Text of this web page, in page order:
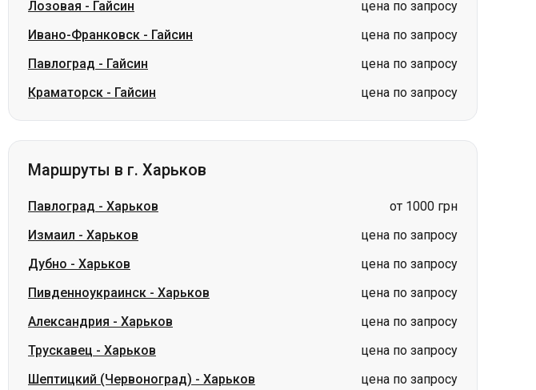
Краматорск-Гайсин цена по запросу
Маршруты в г. Харьков
Павлоград-Харьков
от 1000 грн
Дубно-Харьков
Пивденноукраинск-Харьков
цена по запросу
Александрия-Харьков
цена по запросу
Трускавец-Харьков
цена по запросу
Шептицкий (Червоноград)-Харьков
цена по запросу
Ирпень-Харьков
цена по запросу
Березань-Харьков
цена по запросу
Ужгород-Харьков цена по запросу